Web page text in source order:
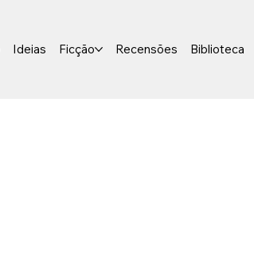
Ideias Ficção Recensões Biblioteca